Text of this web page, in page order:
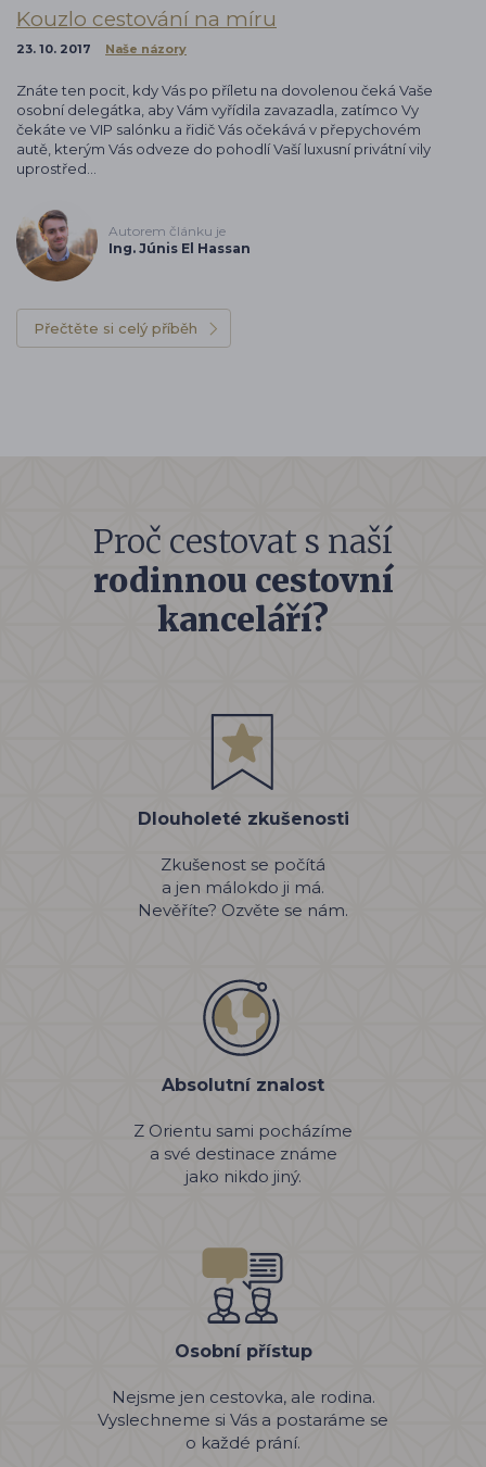
Kouzlo cestování na míru
23. 10. 2017 Naše názory
Znáte ten pocit, kdy Vás po příletu na dovolenou čeká Vaše
osobní delegátka, aby Vám vyřídila zavazadla, zatímco Vy
čekáte ve VIP salónku a řidič Vás očekává v přepychovém
autě, kterým Vás odveze do pohodlí Vaší luxusní privátní vily
uprostřed…
Autorem článku je
Ing. Júnis El Hassan
Přečtěte si celý příběh
Proč cestovat s naší
rodinnou cestovní
kanceláří?
Dlouholeté zkušenosti
Zkušenost se počítá
a jen málokdo ji má.
Nevěříte? Ozvěte se nám.
Absolutní znalost
Z Orientu sami pocházíme
a své destinace známe
jako nikdo jiný.
Osobní přístup
Nejsme jen cestovka, ale rodina.
Vyslechneme si Vás a postaráme se
o každé prání.